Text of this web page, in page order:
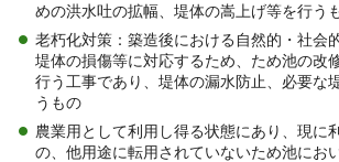
めの洪水吐の拡幅、堤体の嵩上げ等を行う
老朽化対策：築造後における自然的・社会
堤体の損傷等に対応するため、ため池の改
行う工事であり、堤体の漏水防止、必要な
うもの
農業用として利用し得る状態にあり、現に
の、他用途に転用されていないため池にお